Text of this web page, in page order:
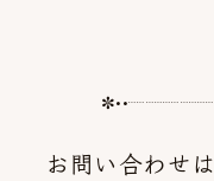
お問い合わせ